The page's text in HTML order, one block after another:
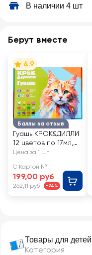
В наличии 4 шт
Товары для детей
Категория
Берут вместе
Баллы за отзыв
4.9
Гуашь КРОК&ДИЛЛИ
12 цветов по 17мл,
Арт. Ф113312
Цена за 1 шт
С Картой №1
199,00 руб
262,11 руб -24%